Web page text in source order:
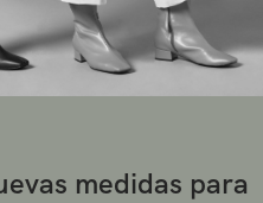
medidas para